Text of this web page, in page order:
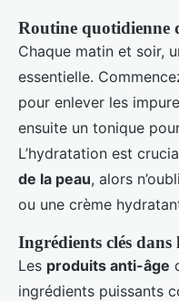
Routine quotidienne
Chaque matin et soir,
essentielle.
pour enlever les
ensuite un tonique
L’hydratation est
de la peau, alors
ou une crème
Ingrédients clés dans
Les produits anti-âge
ingrédients puissants